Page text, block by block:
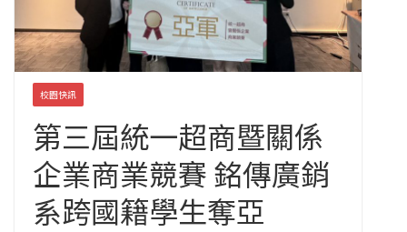
校園快訊
第三屆統一超商暨關係
企業商業競賽 銘傳廣銷
系跨國籍學生奪亞